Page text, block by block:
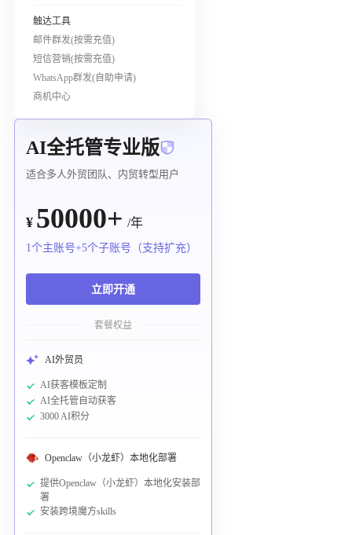
触达工具
邮件群发(按需充值)
短信营销(按需充值)
WhatsApp群发(自助申请)
商机中心
AI全托管专业版
适合多人外贸团队、内贸转型用户
¥ 50000+ /年
1个主账号+5个子账号（支持扩充）
立即开通
套餐权益
AI外贸员
AI获客模板定制
AI全托管自动获客
3000 AI积分
Openclaw（小龙虾）本地化部署
提供Openclaw（小龙虾）本地化安装部
署
安装跨境魔方skills